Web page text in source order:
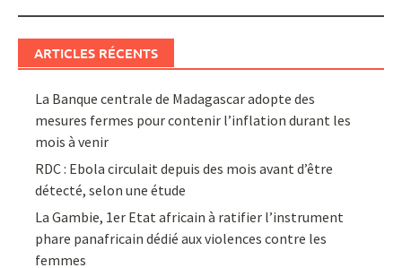
ARTICLES RÉCENTS
La Banque centrale de Madagascar adopte des
mesures fermes pour contenir l’inflation durant les
mois à venir
RDC : Ebola circulait depuis des mois avant d’être
détecté, selon une étude
La Gambie, 1er Etat africain à ratifier l’instrument
phare panafricain dédié aux violences contre les
femmes